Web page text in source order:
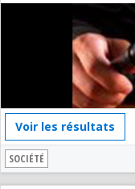
Voir les résultats
SOCIÉTÉ